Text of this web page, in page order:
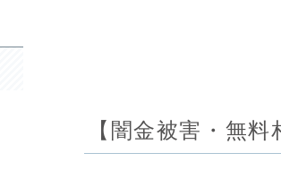
【闇金被害・無料